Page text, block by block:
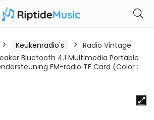
Keukenradio's
Radio Vintage
Bluetooth 4.1 Multimedia Portable
FM-radio TF Card (Color :